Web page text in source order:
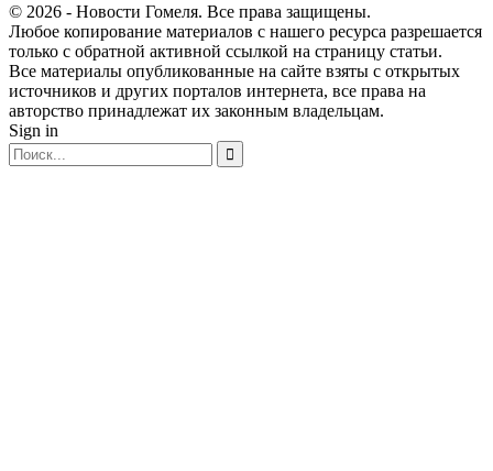
© 2026 - Новости Гомеля. Все права защищены.
Любое копирование материалов с нашего ресурса разрешается
только с обратной активной ссылкой на страницу статьи.
Все материалы опубликованные на сайте взяты с открытых
источников и других порталов интернета, все права на
авторство принадлежат их законным владельцам.
Sign in